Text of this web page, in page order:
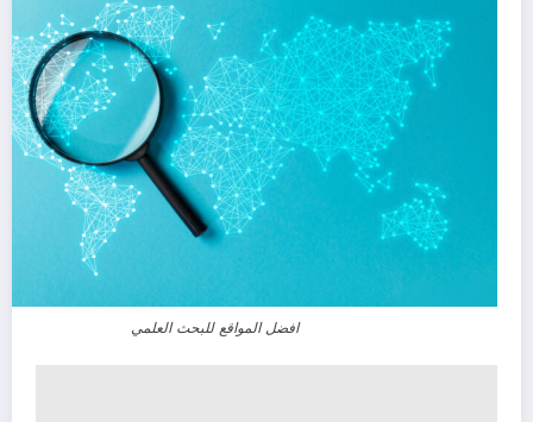
افضل المواقع للبحث العلمي